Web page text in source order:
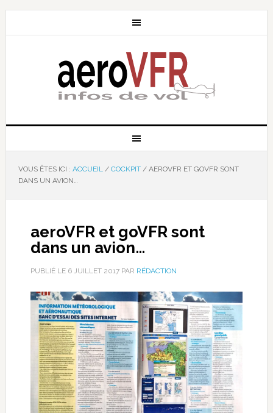
VOUS ÊTES ICI : ACCUEIL / COCKPIT /AEROVFR ET GOVFR SONT
DANS UN AVION…
aeroVFR et goVFR sont
dans un avion…
PUBLIÉ LE 6 JUILLET 2017PAR RÉDACTION